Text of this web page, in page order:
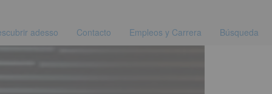
adesso Contacto Empleos y Carrera Búsqueda